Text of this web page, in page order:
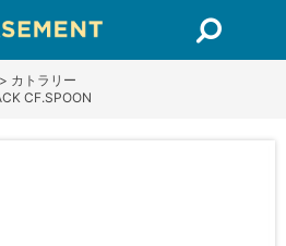
> カトラリー
CF.SPOON